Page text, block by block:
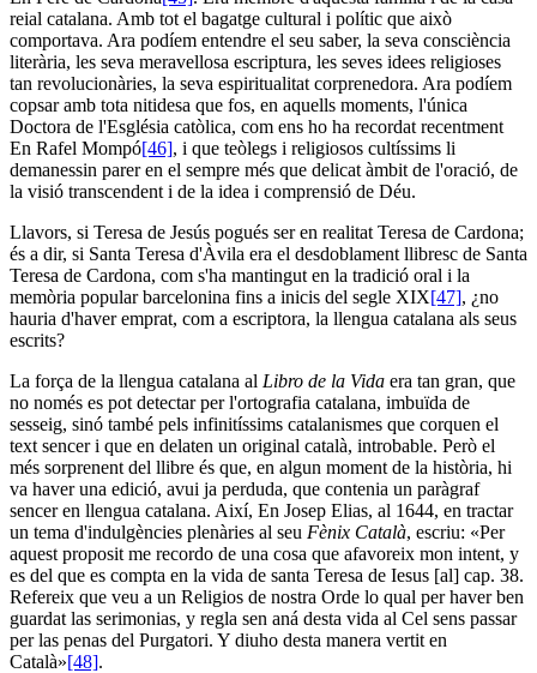
reial catalana. Amb tot el bagatge cultural i polític que això
comportava. Ara podíem entendre el seu saber, la seva consciència
literària, les seva meravellosa escriptura, les seves idees religioses
tan revolucionàries, la seva espiritualitat corprenedora. Ara podíem
copsar amb tota nitidesa que fos, en aquells moments, l'única
Doctora de l'Església catòlica, com ens ho ha recordat recentment
En Rafel Mompó[46], i que teòlegs i religiosos cultíssims li
demanessin parer en el sempre més que delicat àmbit de l'oració, de
la visió transcendent i de la idea i comprensió de Déu.
Llavors, si Teresa de Jesús pogués ser en realitat Teresa de Cardona;
és a dir, si Santa Teresa d'Àvila era el desdoblament llibresc de Santa
Teresa de Cardona, com s'ha mantingut en la tradició oral i la
memòria popular barcelonina fins a inicis del segle XIX[47], ¿no
hauria d'haver emprat, com a escriptora, la llengua catalana als seus
escrits?
La força de la llengua catalana al Libro de la Vida era tan gran, que
no només es pot detectar per l'ortografia catalana, imbuïda de
sesseig, sinó també pels infinitíssims catalanismes que corquen el
text sencer i que en delaten un original català, introbable. Però el
més sorprenent del llibre és que, en algun moment de la història, hi
va haver una edició, avui ja perduda, que contenia un paràgraf
sencer en llengua catalana. Així, En Josep Elias, al 1644, en tractar
un tema d'indulgències plenàries al seu Fènix Català, escriu: «Per
aquest proposit me recordo de una cosa que afavoreix mon intent, y
es del que es compta en la vida de santa Teresa de Iesus [al] cap. 38.
Refereix que veu a un Religios de nostra Orde lo qual per haver ben
guardat las serimonias, y regla sen aná desta vida al Cel sens passar
per las penas del Purgatori. Y diuho desta manera vertit en
Català»[48].